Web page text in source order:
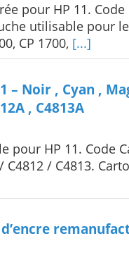
pour HP 11. Code
utilisable pour
CP 1700, [...]
– Noir , Cyan ,
, C4813A
pour HP 11. Code
C4812 / C4813.